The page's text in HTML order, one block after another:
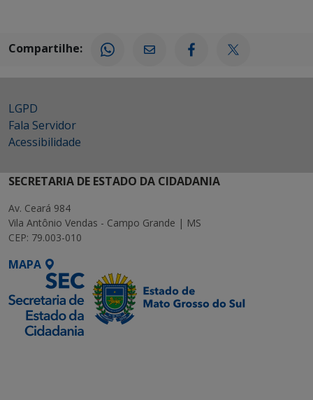
Compartilhe:
LGPD
Fala Servidor
Acessibilidade
SECRETARIA DE ESTADO DA CIDADANIA
Av. Ceará 984
Vila Antônio Vendas - Campo Grande | MS
CEP: 79.003-010
MAPA